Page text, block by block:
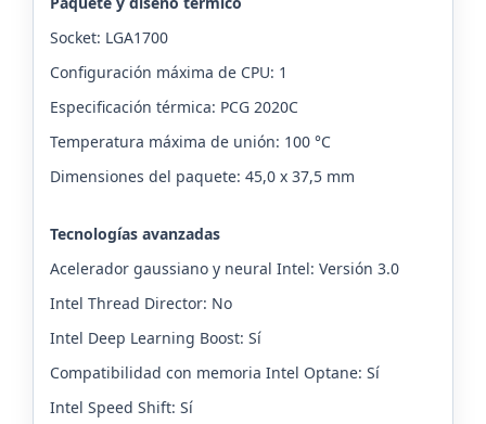
Socket: LGA1700
Configuración máxima de CPU: 1
Especificación térmica: PCG 2020C
Temperatura máxima de unión: 100 °C
Dimensiones del paquete: 45,0 x 37,5 mm
Tecnologías avanzadas
Acelerador gaussiano y neural Intel: Versión 3.0
Intel Thread Director: No
Intel Deep Learning Boost: Sí
Compatibilidad con memoria Intel Optane: Sí
Intel Speed Shift: Sí